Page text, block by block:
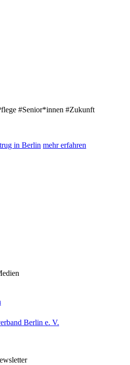
#Senior*innen #Zukunft
in Berlin mehr erfahren
Berlin e. V.